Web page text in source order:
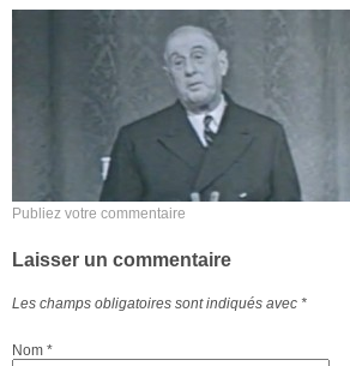
Publiez votre commentaire
Laisser un commentaire
Les champs obligatoires sont indiqués avec *
Nom *